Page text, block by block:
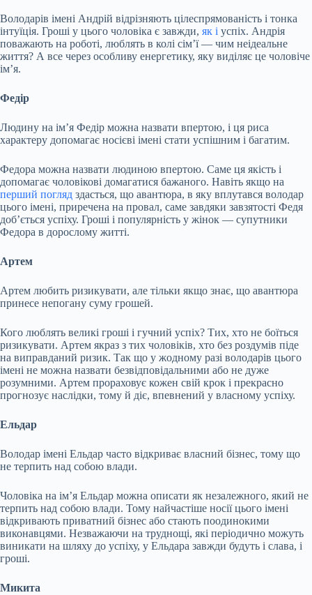
Володарів імені Андрій відрізняють цілеспрямованість і тонка
інтуїція. Гроші у цього чоловіка є завжди, як і успіх. Андрія
поважають на роботі, люблять в колі сім’ї — чим неідеальне
життя? А все через особливу енергетику, яку виділяє це чоловіче
ім’я.
Федір
Людину на ім’я Федір можна назвати впертою, і ця риса
характеру допомагає носієві імені стати успішним і багатим.
Федора можна назвати людиною впертою. Саме ця якість і
допомагає чоловікові домагатися бажаного. Навіть якщо на
перший погляд здасться, що авантюра, в яку вплутався володар
цього імені, приречена на провал, саме завдяки завзятості Федя
доб’ється успіху. Гроші і популярність у жінок — супутники
Федора в дорослому житті.
Артем
Артем любить ризикувати, але тільки якщо знає, що авантюра
принесе непогану суму грошей.
Кого люблять великі гроші і гучний успіх? Тих, хто не боїться
ризикувати. Артем якраз з тих чоловіків, хто без роздумів піде
на виправданий ризик. Так що у жодному разі володарів цього
імені не можна назвати безвідповідальними або не дуже
розумними. Артем прораховує кожен свій крок і прекрасно
прогнозує наслідки, тому й діє, впевнений у власному успіху.
Ельдар
Володар імені Ельдар часто відкриває власний бізнес, тому що
не терпить над собою влади.
Чоловіка на ім’я Ельдар можна описати як незалежного, який не
терпить над собою влади. Тому найчастіше носії цього імені
відкривають приватний бізнес або стають поодинокими
виконавцями. Незважаючи на труднощі, які періодично можуть
виникати на шляху до успіху, у Ельдара завжди будуть і слава, і
гроші.
Микита